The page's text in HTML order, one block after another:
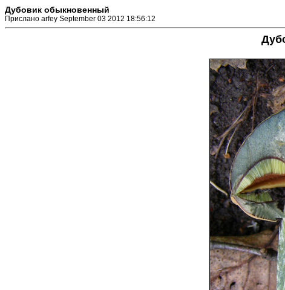
Дубовик обыкновенный
Прислано arfey September 03 2012 18:56:12